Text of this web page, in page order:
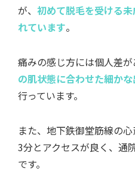
3分とアクセスが良く、通
です。
中学生の脱毛のメリ